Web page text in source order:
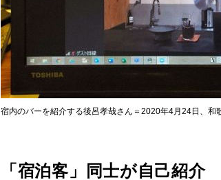
宿内のバーを紹介する後呂孝哉さん＝2020年4月24日、和
「宿泊客」同士が自己紹介